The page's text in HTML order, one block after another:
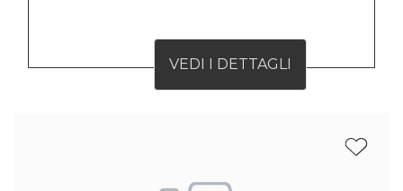
VEDI I DETTAGLI